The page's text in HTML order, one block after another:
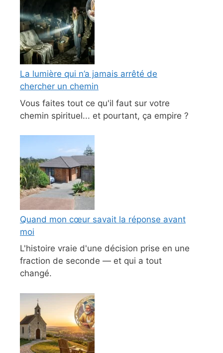
La lumière qui n’a jamais arrêté de
chercher un chemin
Vous faites tout ce qu'il faut sur votre
chemin spirituel... et pourtant, ça empire ?
Quand mon cœur savait la réponse avant
moi
L'histoire vraie d'une décision prise en une
fraction de seconde — et qui a tout
changé.